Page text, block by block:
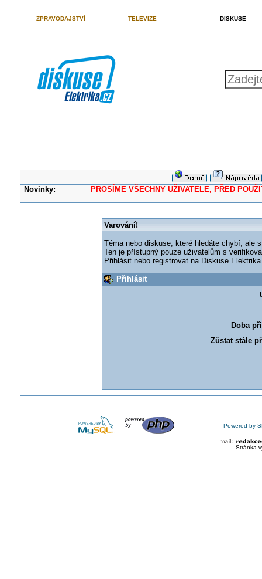
ZPRAVODAJSTVÍ TELEVIZE DISKUSE
Novinky: PROSÍME VŠECHNY UŽIVATELE, PŘED
Varování!
Téma nebo diskuse, které hledáte chybí, ale
Ten je přístupný pouze uživatelům s
Přihlásit nebo registrovat na Diskuse
Přihlásit
Doba
Zůstat stále
Powered by
Stránka